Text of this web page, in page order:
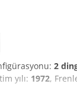
2
yılı: 1972,